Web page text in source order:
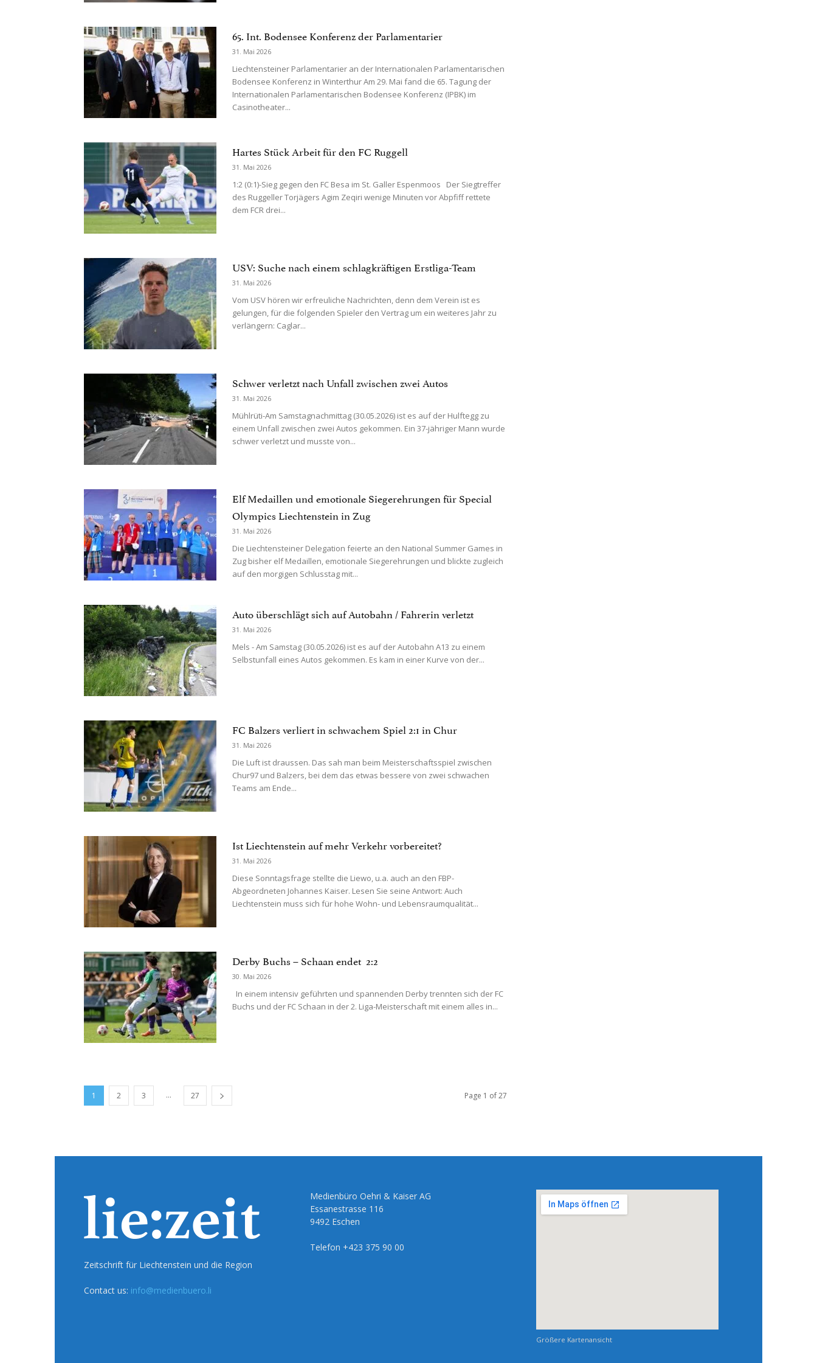
65. Int. Bodensee Konferenz der Parlamentarier
31. Mai 2026
Liechtensteiner Parlamentarier an der Internationalen Parlamentarischen
Bodensee Konferenz in Winterthur Am 29. Mai fand die 65. Tagung der
Internationalen Parlamentarischen Bodensee Konferenz (IPBK) im
Casinotheater...
Hartes Stück Arbeit für den FC Ruggell
31. Mai 2026
1:2 (0:1)-Sieg gegen den FC Besa im St. Galler Espenmoos Der Siegtreffer
des Ruggeller Torjägers Agim Zeqiri wenige Minuten vor Abpfiff rettete
dem FCR drei...
USV: Suche nach einem schlagkräftigen Erstliga-Team
31. Mai 2026
Vom USV hören wir erfreuliche Nachrichten, denn dem Verein ist es
gelungen, für die folgenden Spieler den Vertrag um ein weiteres Jahr zu
verlängern: Caglar...
Schwer verletzt nach Unfall zwischen zwei Autos
31. Mai 2026
Mühlrüti-Am Samstagnachmittag (30.05.2026) ist es auf der Hulftegg zu
einem Unfall zwischen zwei Autos gekommen. Ein 37-jähriger Mann wurde
schwer verletzt und musste von...
Elf Medaillen und emotionale Siegerehrungen für Special
Olympics Liechtenstein in Zug
31. Mai 2026
Die Liechtensteiner Delegation feierte an den National Summer Games in
Zug bisher elf Medaillen, emotionale Siegerehrungen und blickte zugleich
auf den morgigen Schlusstag mit...
Auto überschlägt sich auf Autobahn / Fahrerin verletzt
31. Mai 2026
Mels - Am Samstag (30.05.2026) ist es auf der Autobahn A13 zu einem
Selbstunfall eines Autos gekommen. Es kam in einer Kurve von der...
FC Balzers verliert in schwachem Spiel 2:1 in Chur
31. Mai 2026
Die Luft ist draussen. Das sah man beim Meisterschaftsspiel zwischen
Chur97 und Balzers, bei dem das etwas bessere von zwei schwachen
Teams am Ende...
Ist Liechtenstein auf mehr Verkehr vorbereitet?
31. Mai 2026
Diese Sonntagsfrage stellte die Liewo, u.a. auch an den FBP-
Abgeordneten Johannes Kaiser. Lesen Sie seine Antwort: Auch
Liechtenstein muss sich für hohe Wohn- und Lebensraumqualität...
Derby Buchs – Schaan endet 2:2
30. Mai 2026
In einem intensiv geführten und spannenden Derby trennten sich der FC
Buchs und der FC Schaan in der 2. Liga-Meisterschaft mit einem alles in...
1 2 3 ... 27 Page 1 of 27
Zeitschrift für Liechtenstein und die Region
Contact us: info@medienbuero.li
Medienbüro Oehri & Kaiser AG
Essanestrasse 116
9492 Eschen
Telefon +423 375 90 00
Größere Kartenansicht